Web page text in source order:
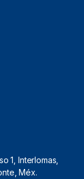
1, Interlomas,
Méx.